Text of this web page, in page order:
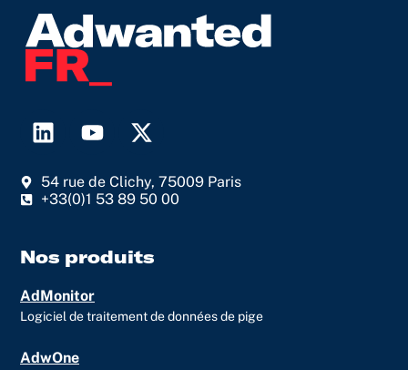
L
i
k
e
i
Y
o
t
u
e
X
-
w
i
t
54 rue de Clichy, 75009 Paris
+33(0)1 53 89 50 00
Nos produits
AdMonitor
Logiciel de traitement de données de pige
AdwOne